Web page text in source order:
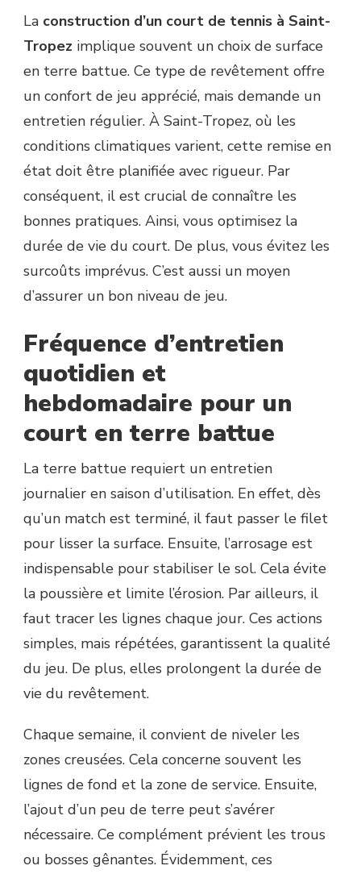
DE
REMISE
ÉTAT
POUR
COURT
EN
BATTUE
À
SAINT-
TROPEZ
?
La construction d’un court de tennis à Saint-
Tropez implique souvent un choix de surface
en terre battue. Ce type de revêtement offre
un confort de jeu apprécié, mais demande un
entretien régulier. À Saint-Tropez, où les
conditions climatiques varient, cette remise en
état doit être planifiée avec rigueur. Par
conséquent, il est crucial de connaître les
bonnes pratiques. Ainsi, vous optimisez la
durée de vie du court. De plus, vous évitez les
surcoûts imprévus. C’est aussi un moyen
d’assurer un bon niveau de jeu.
Fréquence d’entretien
quotidien et
hebdomadaire pour un
court en terre battue
La terre battue requiert un entretien
journalier en saison d’utilisation. En effet, dès
qu’un match est terminé, il faut passer le filet
pour lisser la surface. Ensuite, l’arrosage est
indispensable pour stabiliser le sol. Cela évite
la poussière et limite l’érosion. Par ailleurs, il
faut tracer les lignes chaque jour. Ces actions
simples, mais répétées, garantissent la qualité
du jeu. De plus, elles prolongent la durée de
vie du revêtement.
Chaque semaine, il convient de niveler les
zones creusées. Cela concerne souvent les
lignes de fond et la zone de service. Ensuite,
l’ajout d’un peu de terre peut s’avérer
nécessaire. Ce complément prévient les trous
ou bosses gênantes. Évidemment, ces